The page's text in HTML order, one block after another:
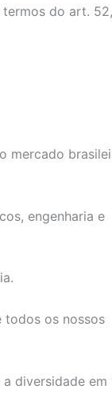
do art.
mercado
engenharia e
todos os nossos
diversidade